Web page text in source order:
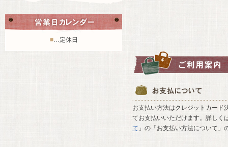
■…定休日
お支払い方法はクレジットカード
てお支払いいただけます。詳しく
て 」の「お支払い方法について」